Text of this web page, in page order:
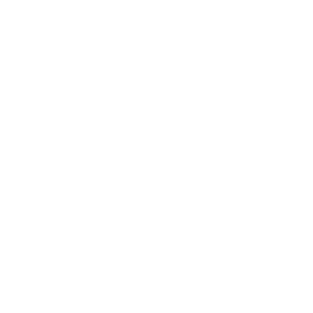
শুরুর দাম — ধূমপান না করা, পূর্ব-বিদ্যমান
বয়স পর্যন্ত কভার।